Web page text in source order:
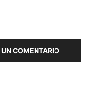
COMENTARIO